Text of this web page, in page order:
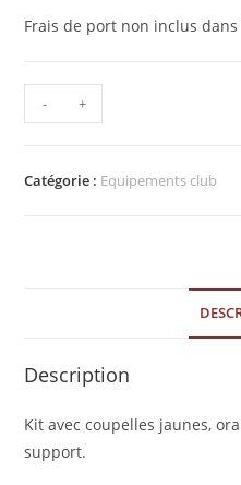
Frais de port non inclus
- +
Catégorie : Equipements club
Description
Kit avec coupelles jaunes,
support.